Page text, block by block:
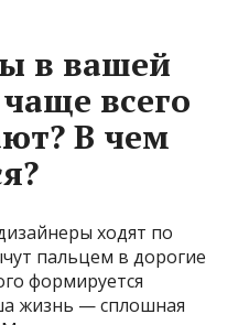
в вашей
всего
В чем
ходят по
пальцем в дорогие
формируется
жизнь — сплошная